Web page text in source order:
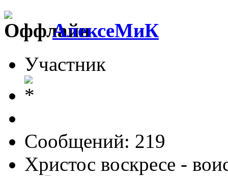
АлексеМиК
Участник
Сообщений: 219
Христос воскресе -